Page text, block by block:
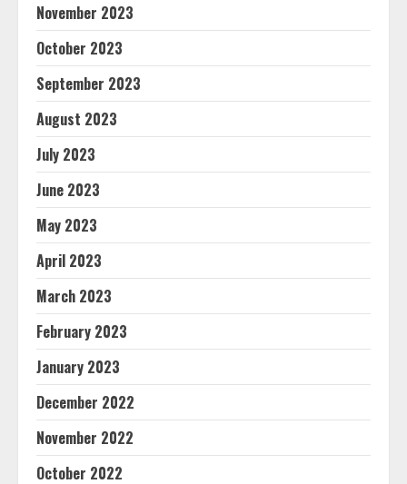
November 2023
October 2023
September 2023
August 2023
July 2023
June 2023
May 2023
April 2023
March 2023
February 2023
January 2023
December 2022
November 2022
October 2022